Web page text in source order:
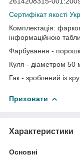
Сертифікат якості
Комплектація:
інформаційною
Фарбування -
Куля - діаметром 50
Гак - зроблений із
Приховати
Характеристики
Основні